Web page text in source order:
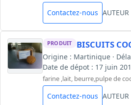
Contactez-nous AUTEUR
PRODUIT BISCUITS
Origine : Martinique ·
Date de dépot : 17 juin
farine ,lait, beurre,pulpe de
Contactez-nous AUTEUR